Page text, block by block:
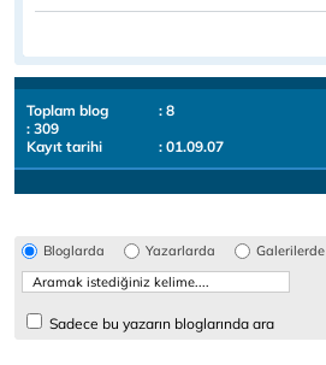
Toplam blog
: 8
: 309
Kayıt tarihi
: 01.09.07
Bloglarda Yazarlarda Galerilerde
Sadece bu yazarın bloglarında ara